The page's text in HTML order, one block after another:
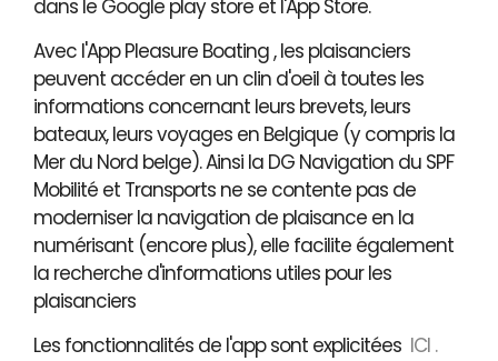
dans le Google play store et l'App Store.
Avec l'App Pleasure Boating , les plaisanciers
peuvent accéder en un clin d'oeil à toutes les
informations concernant leurs brevets, leurs
bateaux, leurs voyages en Belgique (y compris la
Mer du Nord belge). Ainsi la DG Navigation du SPF
Mobilité et Transports ne se contente pas de
moderniser la navigation de plaisance en la
numérisant (encore plus), elle facilite également
la recherche d'informations utiles pour les
plaisanciers
Les fonctionnalités de l'app sont explicitées ICI .